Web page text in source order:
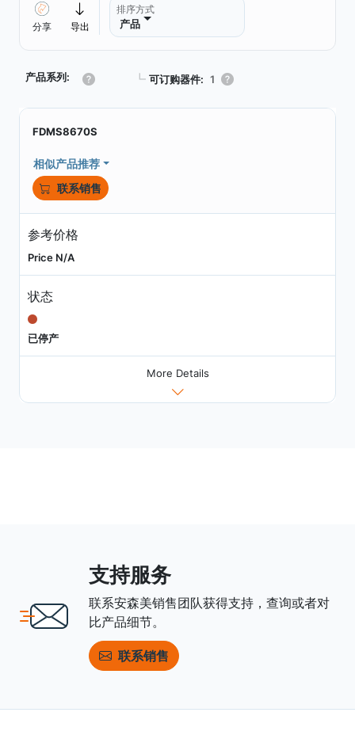
分享 导出
排序方式
产品
产品系列: ┗ 可订购器件: 1
FDMS8670S
相似产品推荐
联系销售
参考价格
Price N/A
状态
已停产
More Details
支持服务
联系安森美销售团队获得支持，查询或者对
比产品细节。
联系销售